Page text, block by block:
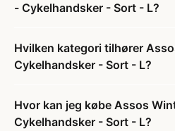
- Cykelhandsker - Sort - L?
Hvilken kategori tilhører
Cykelhandsker - Sort - L?
Hvor kan jeg købe Assos
Cykelhandsker - Sort - L?